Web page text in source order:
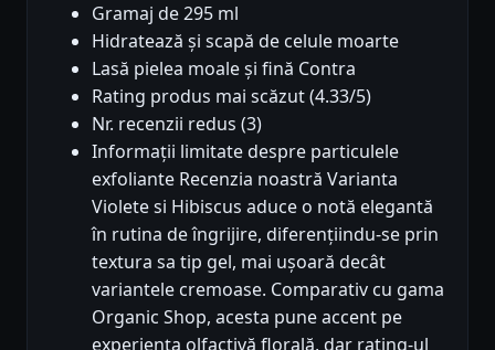
Gramaj de 295 ml
Hidratează și scapă de celule moarte
Lasă pielea moale și fină Contra
Rating produs mai scăzut (4.33/5)
Nr. recenzii redus (3)
Informații limitate despre particulele
exfoliante Recenzia noastră Varianta
Violete si Hibiscus aduce o notă elegantă
în rutina de îngrijire, diferențiindu-se prin
textura sa tip gel, mai ușoară decât
variantele cremoase. Comparativ cu gama
Organic Shop, acesta pune accent pe
experiența olfactivă florală, dar rating-ul